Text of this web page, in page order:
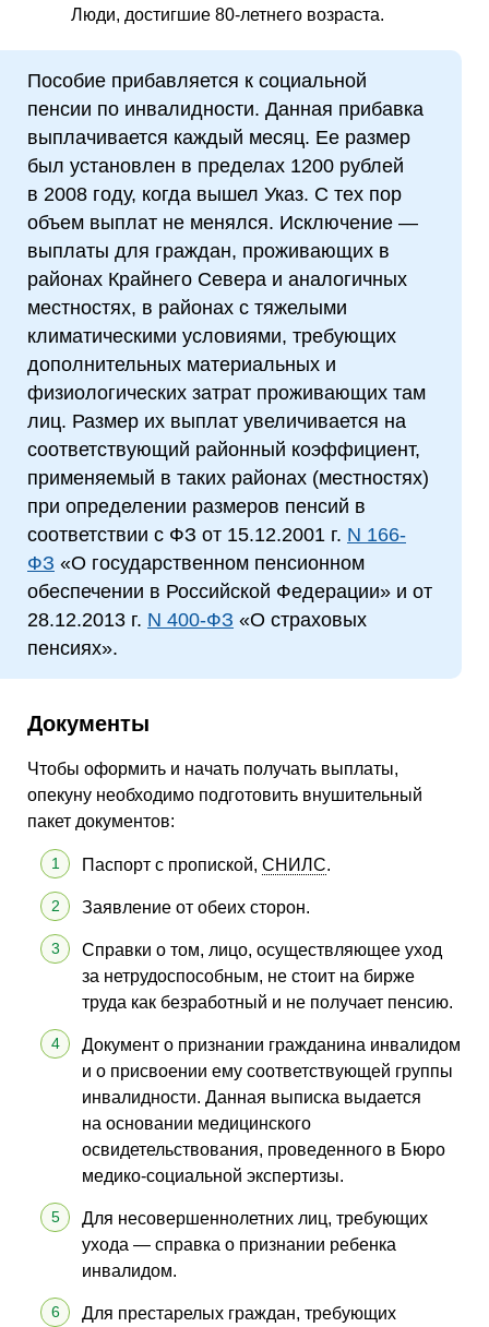
Люди, достигшие 80-летнего возраста.
Пособие прибавляется к социальной
пенсии по инвалидности. Данная прибавка
выплачивается каждый месяц. Ее размер
был установлен в пределах 1200 рублей
в 2008 году, когда вышел Указ. С тех пор
объем выплат не менялся. Исключение —
выплаты для граждан, проживающих в
районах Крайнего Севера и аналогичных
местностях, в районах с тяжелыми
климатическими условиями, требующих
дополнительных материальных и
физиологических затрат проживающих там
лиц. Размер их выплат увеличивается на
соответствующий районный коэффициент,
применяемый в таких районах (местностях)
при определении размеров пенсий в
соответствии с ФЗ от 15.12.2001 г. N 166-
ФЗ «О государственном пенсионном
обеспечении в Российской Федерации» и от
28.12.2013 г. N 400-ФЗ «О страховых
пенсиях».
Документы
Чтобы оформить и начать получать выплаты,
опекуну необходимо подготовить внушительный
пакет документов:
Паспорт с пропиской, СНИЛС.
Заявление от обеих сторон.
Справки о том, лицо, осуществляющее уход
за нетрудоспособным, не стоит на бирже
труда как безработный и не получает пенсию.
Документ о признании гражданина инвалидом
и о присвоении ему соответствующей группы
инвалидности. Данная выписка выдается
на основании медицинского
освидетельствования, проведенного в Бюро
медико-социальной экспертизы.
Для несовершеннолетних лиц, требующих
ухода — справка о признании ребенка
инвалидом.
Для престарелых граждан, требующих